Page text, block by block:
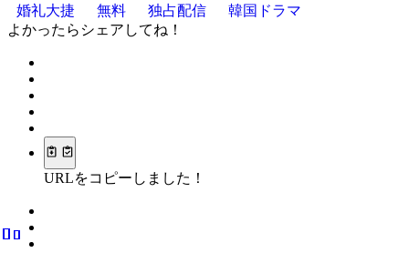
婚礼大捷
無料 独占配信
韓国ドラマ
よかったらシェアしてね！
URLをコピーしました！